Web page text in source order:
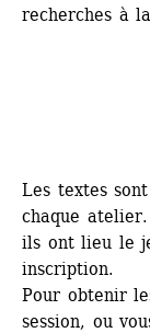
recherches à
Les textes
chaque
ils ont lieu le
inscription.
Pour obtenir
session, ou